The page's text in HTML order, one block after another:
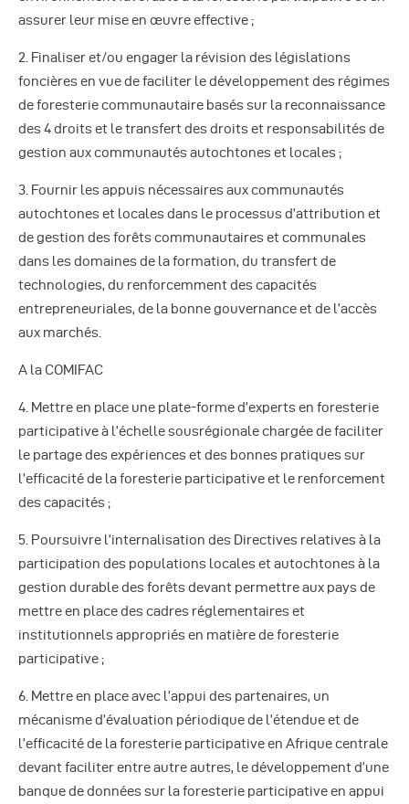
assurer leur mise en œuvre effective ;
2. Finaliser et/ou engager la révision des législations
foncières en vue de faciliter le développement des régimes
de foresterie communautaire basés sur la reconnaissance
des 4 droits et le transfert des droits et responsabilités de
gestion aux communautés autochtones et locales ;
3. Fournir les appuis nécessaires aux communautés
autochtones et locales dans le processus d’attribution et
de gestion des forêts communautaires et communales
dans les domaines de la formation, du transfert de
technologies, du renforcemment des capacités
entrepreneuriales, de la bonne gouvernance et de l’accès
aux marchés.
A la COMIFAC
4. Mettre en place une plate-forme d’experts en foresterie
participative à l’échelle sousrégionale chargée de faciliter
le partage des expériences et des bonnes pratiques sur
l’efficacité de la foresterie participative et le renforcement
des capacités ;
5. Poursuivre l’internalisation des Directives relatives à la
participation des populations locales et autochtones à la
gestion durable des forêts devant permettre aux pays de
mettre en place des cadres réglementaires et
institutionnels appropriés en matière de foresterie
participative ;
6. Mettre en place avec l’appui des partenaires, un
mécanisme d’évaluation périodique de l’étendue et de
l’efficacité de la foresterie participative en Afrique centrale
devant faciliter entre autre autres, le développement d’une
banque de données sur la foresterie participative en appui